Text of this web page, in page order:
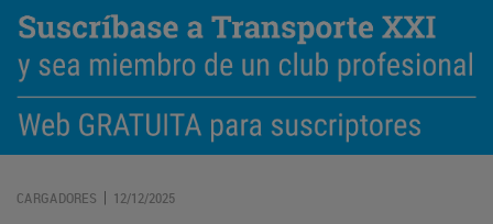
CARGADORES | 12/12/2025